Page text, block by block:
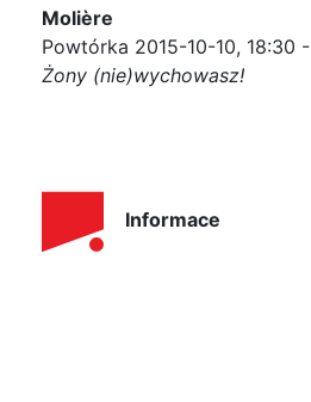
Molière
Powtórka 2015-10-10, 18:30 -
Żony (nie)wychowasz!
Informace